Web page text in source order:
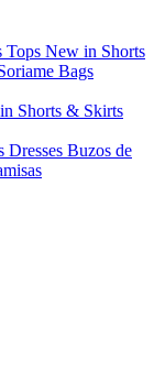
Tops New in Shorts
Bags
Shorts & Skirts
Dresses Buzos de